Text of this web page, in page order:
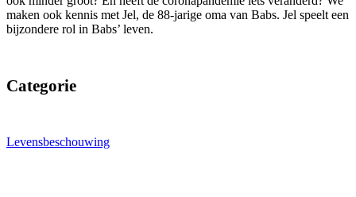
maken ook kennis met Jel, de 88-jarige oma van Babs. Jel speelt een
bijzondere rol in Babs’ leven.
Categorie
Levensbeschouwing